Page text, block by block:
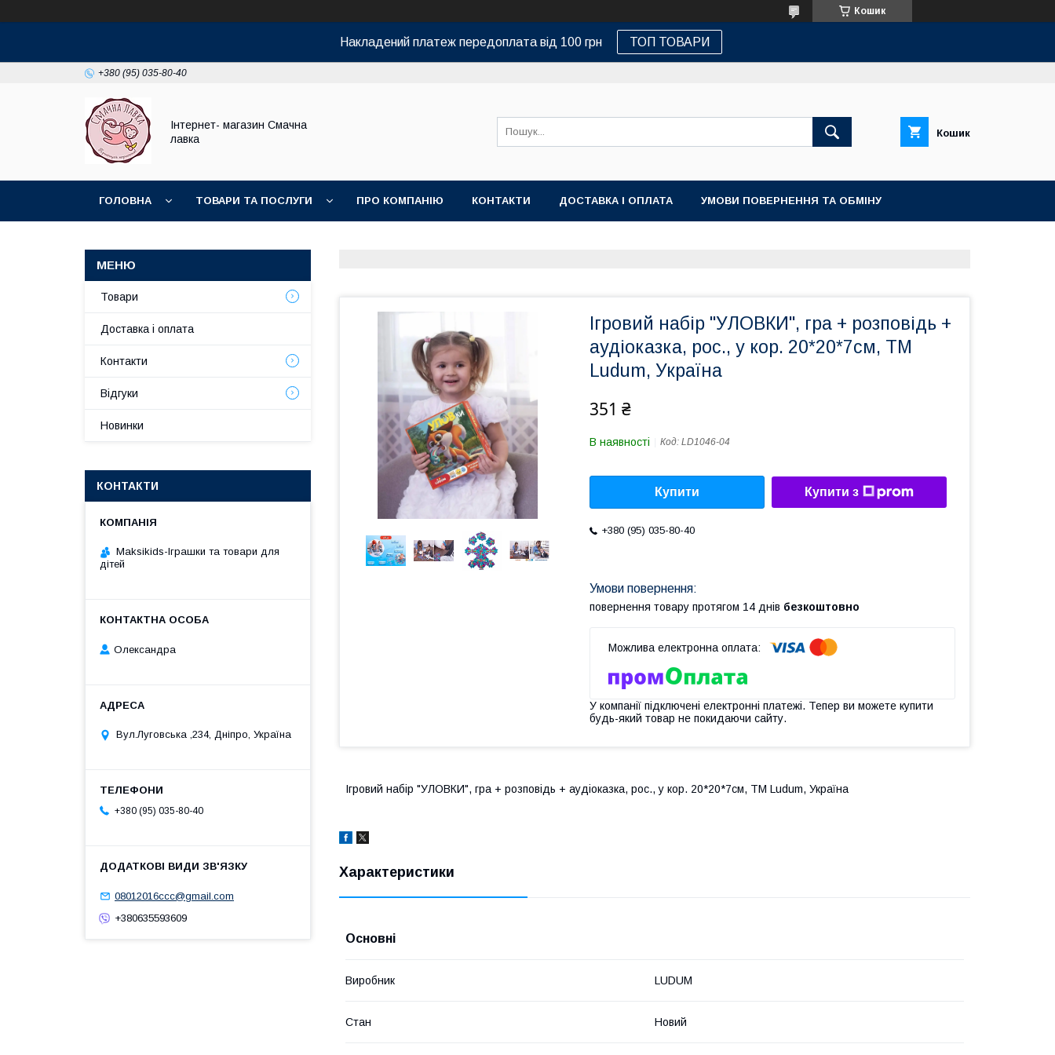
Кошик
Накладений платеж передоплата від 100 грн ТОП ТОВАРИ
+380 (95) 035-80-40
Інтернет- магазин Смачна
лавка
Кошик
ГОЛОВНА ТОВАРИ ТА ПОСЛУГИ ПРО КОМПАНІЮ КОНТАКТИ ДОСТАВКА І ОПЛАТА УМОВИ ПОВЕРНЕННЯ ТА ОБМІНУ
Ігровий набір "УЛОВКИ", гра + розповідь +
аудіоказка, рос., у кор. 20*20*7см, ТМ
Ludum, Україна
351 ₴
В наявності Код: LD1046-04
Купити Купити з
+380 (95) 035-80-40
повернення товару протягом 14 днів безкоштовно
У компанії підключені електронні платежі. Тепер ви можете купити
будь-який товар не покидаючи сайту.
Ігровий набір "УЛОВКИ", гра + розповідь + аудіоказка, рос., у кор. 20*20*7см, ТМ Ludum, Україна
Характеристики
Основні
Виробник LUDUM
Стан Новий
Товари
Доставка і оплата
Контакти
Відгуки
Новинки
КОНТАКТИ
Maksikids-Іграшки та товари для
дітей
Олександра
Вул.Луговська ,234, Дніпро, Україна
+380 (95) 035-80-40
08012016ccc@gmail.com
+380635593609